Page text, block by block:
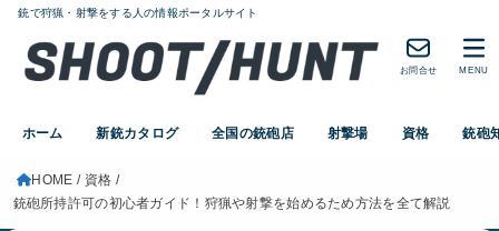
銃で狩猟・射撃をする人の情報ポータルサイト
ホーム 新銃カタログ 全国の銃砲店 射撃場 資格 銃砲
お問合せ MENU
HOME
資格
銃砲所持許可の初心者ガイド！狩猟や射撃を始めるため方法を全て解説